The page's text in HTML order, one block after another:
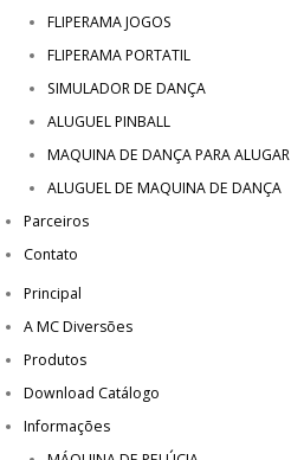
FLIPERAMA JOGOS
FLIPERAMA PORTATIL
SIMULADOR DE DANÇA
ALUGUEL PINBALL
MAQUINA DE DANÇA PARA ALUGAR
ALUGUEL DE MAQUINA DE DANÇA
Parceiros
Contato
Principal
A MC Diversões
Produtos
Download Catálogo
Informações